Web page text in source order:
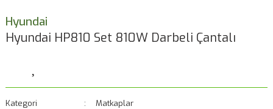
Hyundai
Hyundai HP810 Set 810W Darbeli Çantalı
Kategori
Matkaplar